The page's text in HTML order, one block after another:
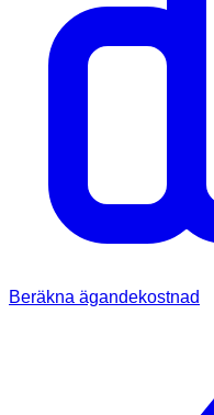
Beräkna ägandekostnad